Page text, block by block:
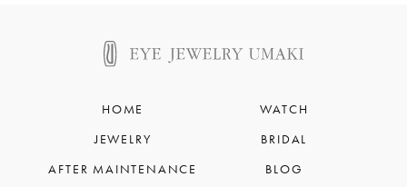
HOME
WATCH
JEWELRY
BRIDAL
AFTER MAINTENANCE
BLOG